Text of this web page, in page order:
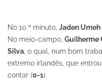
No 10.º minuto, Jaden Umeh
No meio-campo, Guilherme
Silva , o qual, num bom
extremo irlandês, que
contar (0-1).